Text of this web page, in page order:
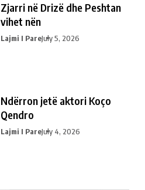
Zjarri në Drizë dhe Peshtan
vihet nën
Lajmi I PareJuly 5, 2026
Ndërron jetë aktori Koço
Qendro
Lajmi I PareJuly 4, 2026